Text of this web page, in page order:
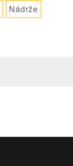
Nádrže